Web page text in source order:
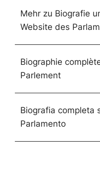
Mehr zu Biografie
Website des
Biographie
Parlement
Biografia completa
Parlamento